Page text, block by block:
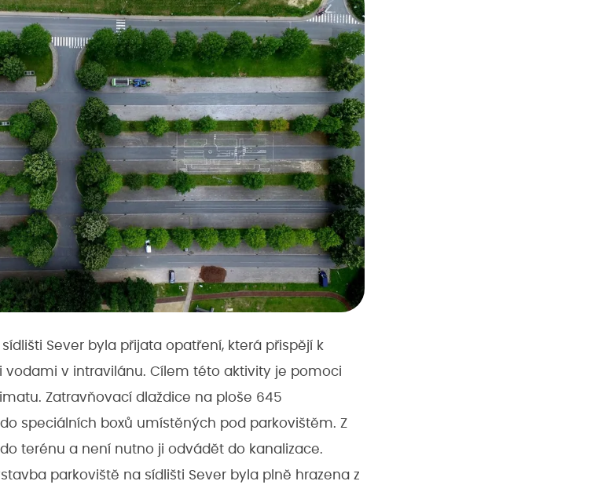
Sever byla přijata opatření, která přispějí k
vodami v intravilánu. Cílem této aktivity je pomoci
Zatravňovací dlaždice na ploše 645
speciálních boxů umístěných pod parkovištěm. Z
terénu a není nutno ji odvádět do kanalizace.
parkoviště na sídlišti Sever byla plně hrazena z